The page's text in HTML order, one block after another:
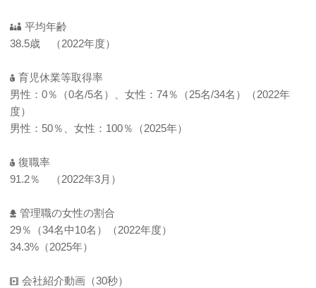
平均年齢
38.5歳 （2022年度）
育児休業等取得率
男性：0％（0名/5名）、女性：74％（25名/34名）（2022年
度）
男性：50％、女性：100％（2025年）
復職率
91.2％ （2022年3月）
管理職の女性の割合
29％（34名中10名）（2022年度）
34.3%（2025年）
会社紹介動画（30秒）